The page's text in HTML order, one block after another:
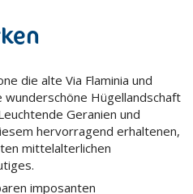
die alte Via Flaminia und
Hügellandschaft
Geranien und
hervorragend erhaltenen,
mittelalterlichen
imposanten